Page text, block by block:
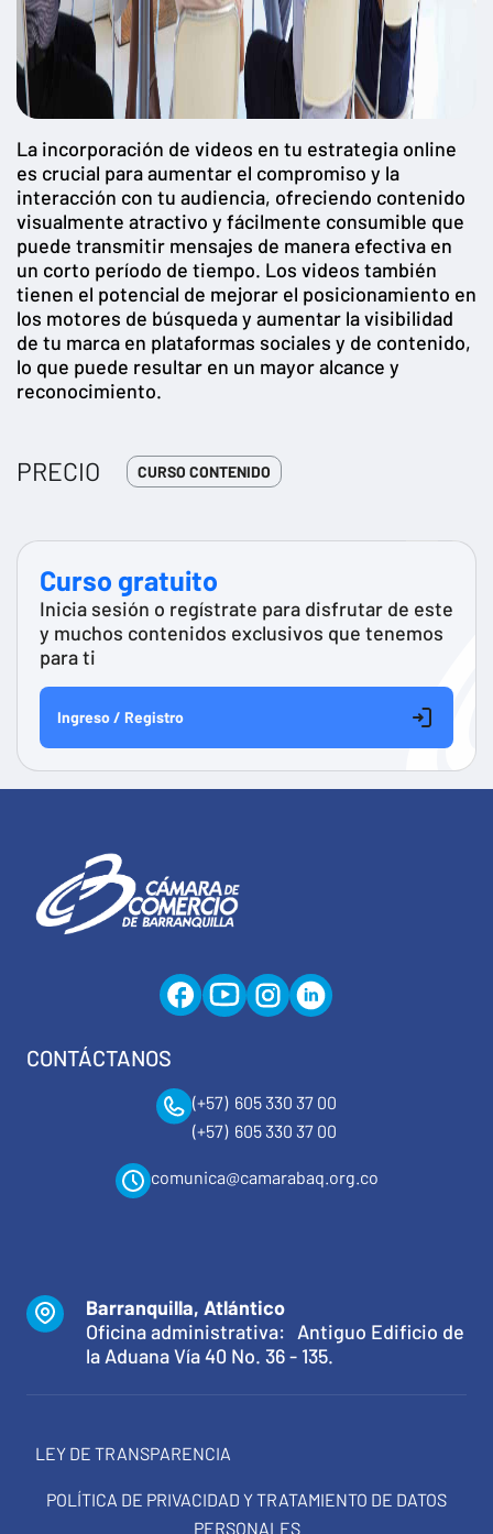
La incorporación de videos en tu estrategia online
es crucial para aumentar el compromiso y la
interacción con tu audiencia, ofreciendo contenido
visualmente atractivo y fácilmente consumible que
puede transmitir mensajes de manera efectiva en
un corto período de tiempo. Los videos también
tienen el potencial de mejorar el posicionamiento en
los motores de búsqueda y aumentar la visibilidad
de tu marca en plataformas sociales y de contenido,
lo que puede resultar en un mayor alcance y
reconocimiento.
PRECIO CURSO CONTENIDO
Curso gratuito
Inicia sesión o regístrate para disfrutar de este
y muchos contenidos exclusivos que tenemos
para ti
Ingreso / Registro
CONTÁCTANOS
(+57) 605 330 37 00
(+57) 605 330 37 00
comunica@camarabaq.org.co
Barranquilla, Atlántico
Oficina administrativa: Antiguo Edificio de
la Aduana Vía 40 No. 36 - 135.
LEY DE TRANSPARENCIA
POLÍTICA DE PRIVACIDAD Y TRATAMIENTO DE DATOS
PERSONALES